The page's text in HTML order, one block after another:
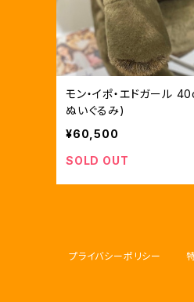
モン・イポ・エドガー
ぬいぐるみ)
¥60,500
SOLD OUT
プライバシーポリシー